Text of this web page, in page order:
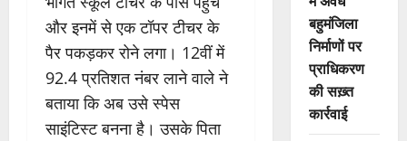
और इनमें से एक टॉपर टीचर के
पैर पकड़कर रोने लगा। 12वीं में
92.4 प्रतिशत नंबर लाने वाले ने
बताया कि अब उसे स्पेस
साइंटिस्ट बनना है। उसके पिता
बहुमंजिला
निर्माणों पर
प्राधिकरण
की सख़्त
कार्रवाई